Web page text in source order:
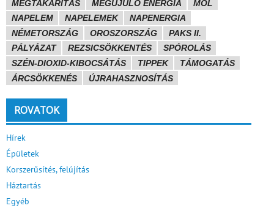
MEGTAKARÍTÁS
MEGÚJULÓ ENERGIA
MOL
NAPELEM
NAPELEMEK
NAPENERGIA
NÉMETORSZÁG
OROSZORSZÁG
PAKS II.
PÁLYÁZAT
REZSICSÖKKENTÉS
SPÓROLÁS
SZÉN-DIOXID-KIBOCSÁTÁS
TIPPEK
TÁMOGATÁS
ÁRCSÖKKENÉS
ÚJRAHASZNOSÍTÁS
ROVATOK
Hírek
Épületek
Korszerűsítés, felújítás
Háztartás
Egyéb